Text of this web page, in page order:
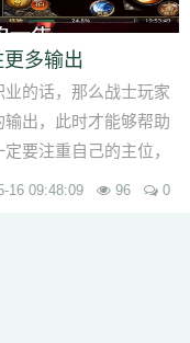
多输出
的话，那么战士玩家
出，此时才能够帮助
要注重自己的主位，
16 09:48:09 96 0